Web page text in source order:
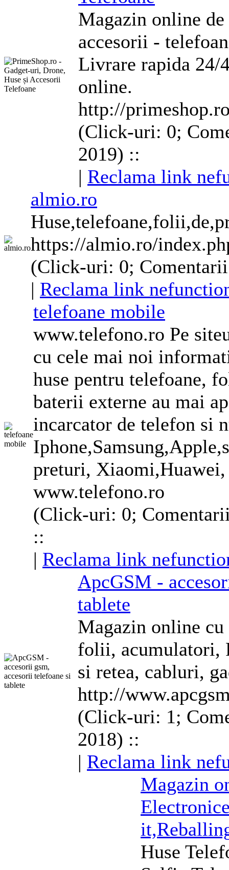
Magazin online
accesorii -
Livrare rapida 24/
online.
http://
(Click-uri: 0;
2019) ::
| Reclama link
almio.ro
Huse,telefoane
https://almio.ro/
(Click-uri: 0;
| Reclama link
telefoane mobile
www.telefono.ro Pe
cu cele mai noi
huse pentru telefoane,
baterii externe au mai
incarcator de telefon si
preturi,
www.telefono.ro
(Click-uri: 0;
::
| Reclama link
ApcGSM -
tablete
Magazin online
folii, acumulatori,
si retea, cabluri,
http://
(Click-uri: 1;
2018) ::
| Reclama link
Magazin
Huse